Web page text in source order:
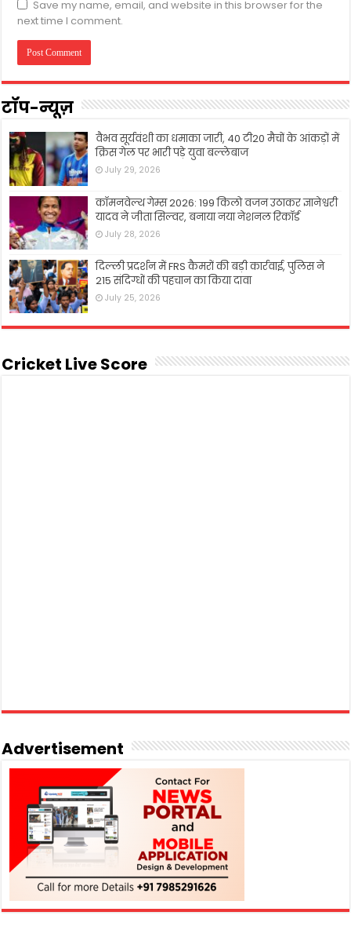
Save my name, email, and website in this browser for the
next time I comment.
टॉप-न्यूज़
वैभव सूर्यवंशी का धमाका जारी, 40 टी20 मैचों के आंकड़ों में
क्रिस गेल पर भारी पड़े युवा बल्लेबाज
July 29, 2026
कॉमनवेल्थ गेम्स 2026: 199 किलो वजन उठाकर ज्ञानेश्वरी
यादव ने जीता सिल्वर, बनाया नया नेशनल रिकॉर्ड
July 28, 2026
दिल्ली प्रदर्शन में FRS कैमरों की बड़ी कार्रवाई, पुलिस ने
215 संदिग्धों की पहचान का किया दावा
July 25, 2026
Cricket Live Score
Advertisement